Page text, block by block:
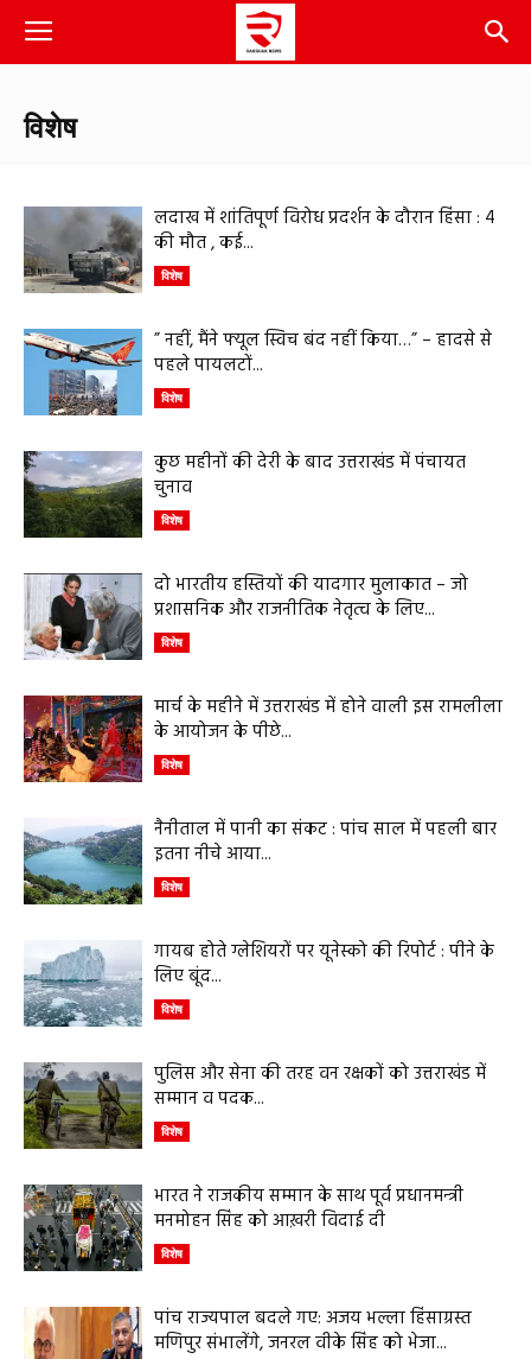
विशेष
लदाख में शांतिपूर्ण विरोध प्रदर्शन के दौरान हिंसा : 4
की मौत , कई...
विशेष
” नहीं, मैंने फ्यूल स्विच बंद नहीं किया…” – हादसे से
पहले पायलटों...
विशेष
कुछ महीनों की देरी के बाद उत्तराखंड में पंचायत
चुनाव
विशेष
दो भारतीय हस्तियों की यादगार मुलाकात – जो
प्रशासनिक और राजनीतिक नेतृत्व के लिए...
विशेष
मार्च के महीने में उत्तराखंड में होने वाली इस रामलीला
के आयोजन के पीछे...
विशेष
नैनीताल में पानी का संकट : पांच साल में पहली बार
इतना नीचे आया...
विशेष
गायब होते ग्लेशियरों पर यूनेस्को की रिपोर्ट : पीने के
लिए बूंद...
विशेष
पुलिस और सेना की तरह वन रक्षकों को उत्तराखंड में
सम्मान व पदक...
विशेष
भारत ने राजकीय सम्मान के साथ पूर्व प्रधानमन्त्री
मनमोहन सिंह को आख़री विदाई दी
विशेष
पांच राज्यपाल बदले गए: अजय भल्ला हिंसाग्रस्त
मणिपुर संभालेंगे, जनरल वीके सिंह को भेजा...